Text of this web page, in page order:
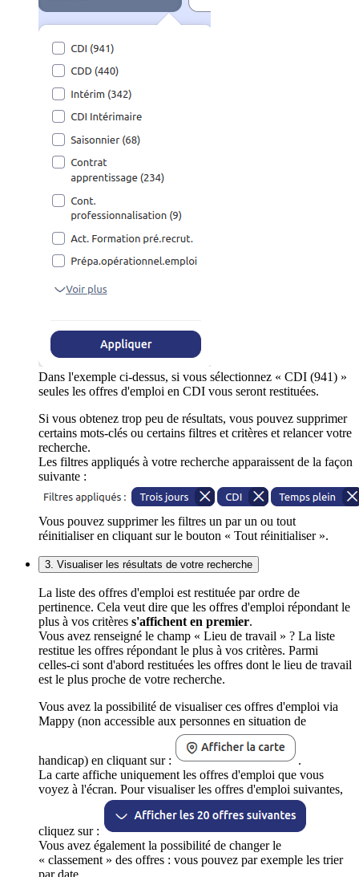
Dans l'exemple ci-dessus, si vous sélectionnez « CDI (941) »
seules les offres d'emploi en CDI vous seront restituées.
Si vous obtenez trop peu de résultats, vous pouvez supprimer
certains mots-clés ou certains filtres et critères et relancer votre
recherche.
Les filtres appliqués à votre recherche apparaissent de la façon
suivante :
Vous pouvez supprimer les filtres un par un ou tout
réinitialiser en cliquant sur le bouton « Tout réinitialiser ».
3. Visualiser les résultats de votre recherche
La liste des offres d'emploi est restituée par ordre de
pertinence. Cela veut dire que les offres d'emploi répondant le
plus à vos critères s'affichent en premier.
Vous avez renseigné le champ « Lieu de travail » ? La liste
restitue les offres répondant le plus à vos critères. Parmi
celles-ci sont d'abord restituées les offres dont le lieu de travail
est le plus proche de votre recherche.
Vous avez la possibilité de visualiser ces offres d'emploi via
Mappy (non accessible aux personnes en situation de
handicap) en cliquant sur :
.
La carte affiche uniquement les offres d'emploi que vous
voyez à l'écran. Pour visualiser les offres d'emploi suivantes,
cliquez sur :
Vous avez également la possibilité de changer le
« classement » des offres : vous pouvez par exemple les trier
par date.